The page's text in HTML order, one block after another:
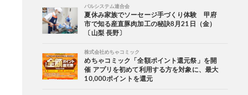
パルシステム連合会
夏休み家族でソーセージ手づくり体験 甲府
市で知る産直豚肉加工の秘訣8月21日（金）
〔山梨 長野〕
株式会社めちゃコミック
めちゃコミック「全額ポイント還元祭」を開
催 アプリを初めて利用する方を対象に、最大
10,000ポイントを還元